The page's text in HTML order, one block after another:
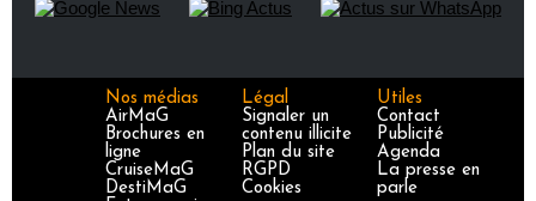
Nos médias
AirMaG
Brochures en
ligne
CruiseMaG
DestiMaG
Légal
Signaler un
contenu illicite
Plan du site
RGPD
Cookies
Utiles
Contact
Publicité
Agenda
La presse en
parle